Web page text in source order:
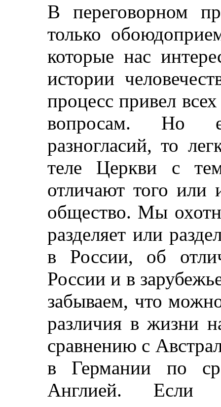
В переговорном
только
которые нас
истории
процесс привел
вопросам. Но
разногласий, то
теле Церкви с
отличают того или
общество. Мы
разделяет или
в России, об
России и в
забываем, что
различия в жизни
сравнению с
в Германии по
Англией. Если